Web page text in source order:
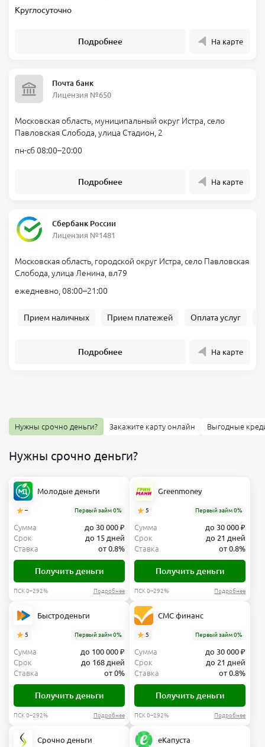
Круглосуточно
Подробнее На карте
Почта банк
Лицензия №650
Московская область, муниципальный округ Истра, село
Павловская Слобода, улица Стадион, 2
пн-сб 08:00–20:00
Подробнее На карте
Сбербанк России
Лицензия №1481
Московская область, городской округ Истра, село Павловская
Слобода, улица Ленина, вл79
ежедневно, 08:00–21:00
Прием наличных Прием платежей Оплата услуг
Подробнее На карте
Нужны срочно деньги? Закажите карту онлайн Выгодные
Нужны срочно деньги?
Молодые деньги
– Первый займ 0%
Сумма
до 30 000 ₽
Срок
до 15 дней
Ставка
от 0.8%
Получить деньги
ПСК 0–292% Подробнее
Greenmoney
5 Первый займ 0%
Сумма
до 30 000 ₽
Срок
до 21 дней
Ставка
от 0.8%
Получить деньги
ПСК 0–292% Подробнее
Быстроденьги
5 Первый займ 0%
Сумма
до 100 000 ₽
Срок
до 168 дней
Ставка
от 0%
Получить деньги
ПСК 0–292% Подробнее
СМС финанс
5 Первый займ 0%
Сумма
до 30 000 ₽
Срок
до 21 дней
Ставка
от 0.8%
Получить деньги
ПСК 0–292% Подробнее
Срочно деньги еКапуста